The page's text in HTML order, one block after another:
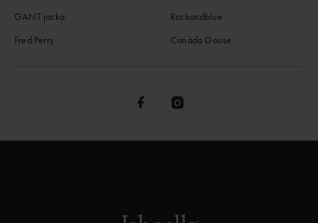
GANT jacka
Fred Perry
Rockandblue
Canada Goose